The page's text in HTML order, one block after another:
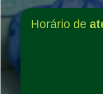
Horário de